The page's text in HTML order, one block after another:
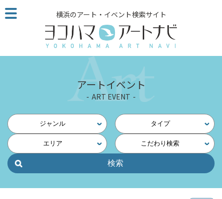
こ
の
ジ
読
他
ペ
横浜のアート・イベント検索サイト
アートイベント
ART EVENT
ジャンル タイプ
エリア こだわり検索